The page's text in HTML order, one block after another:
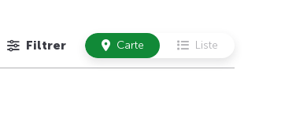
Filtrer Carte Liste